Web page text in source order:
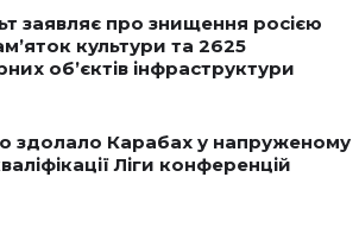
заявляє про знищення росією
культури та 2625
об’єктів інфраструктури
здолало Карабах у напруженому
Ліги конференцій